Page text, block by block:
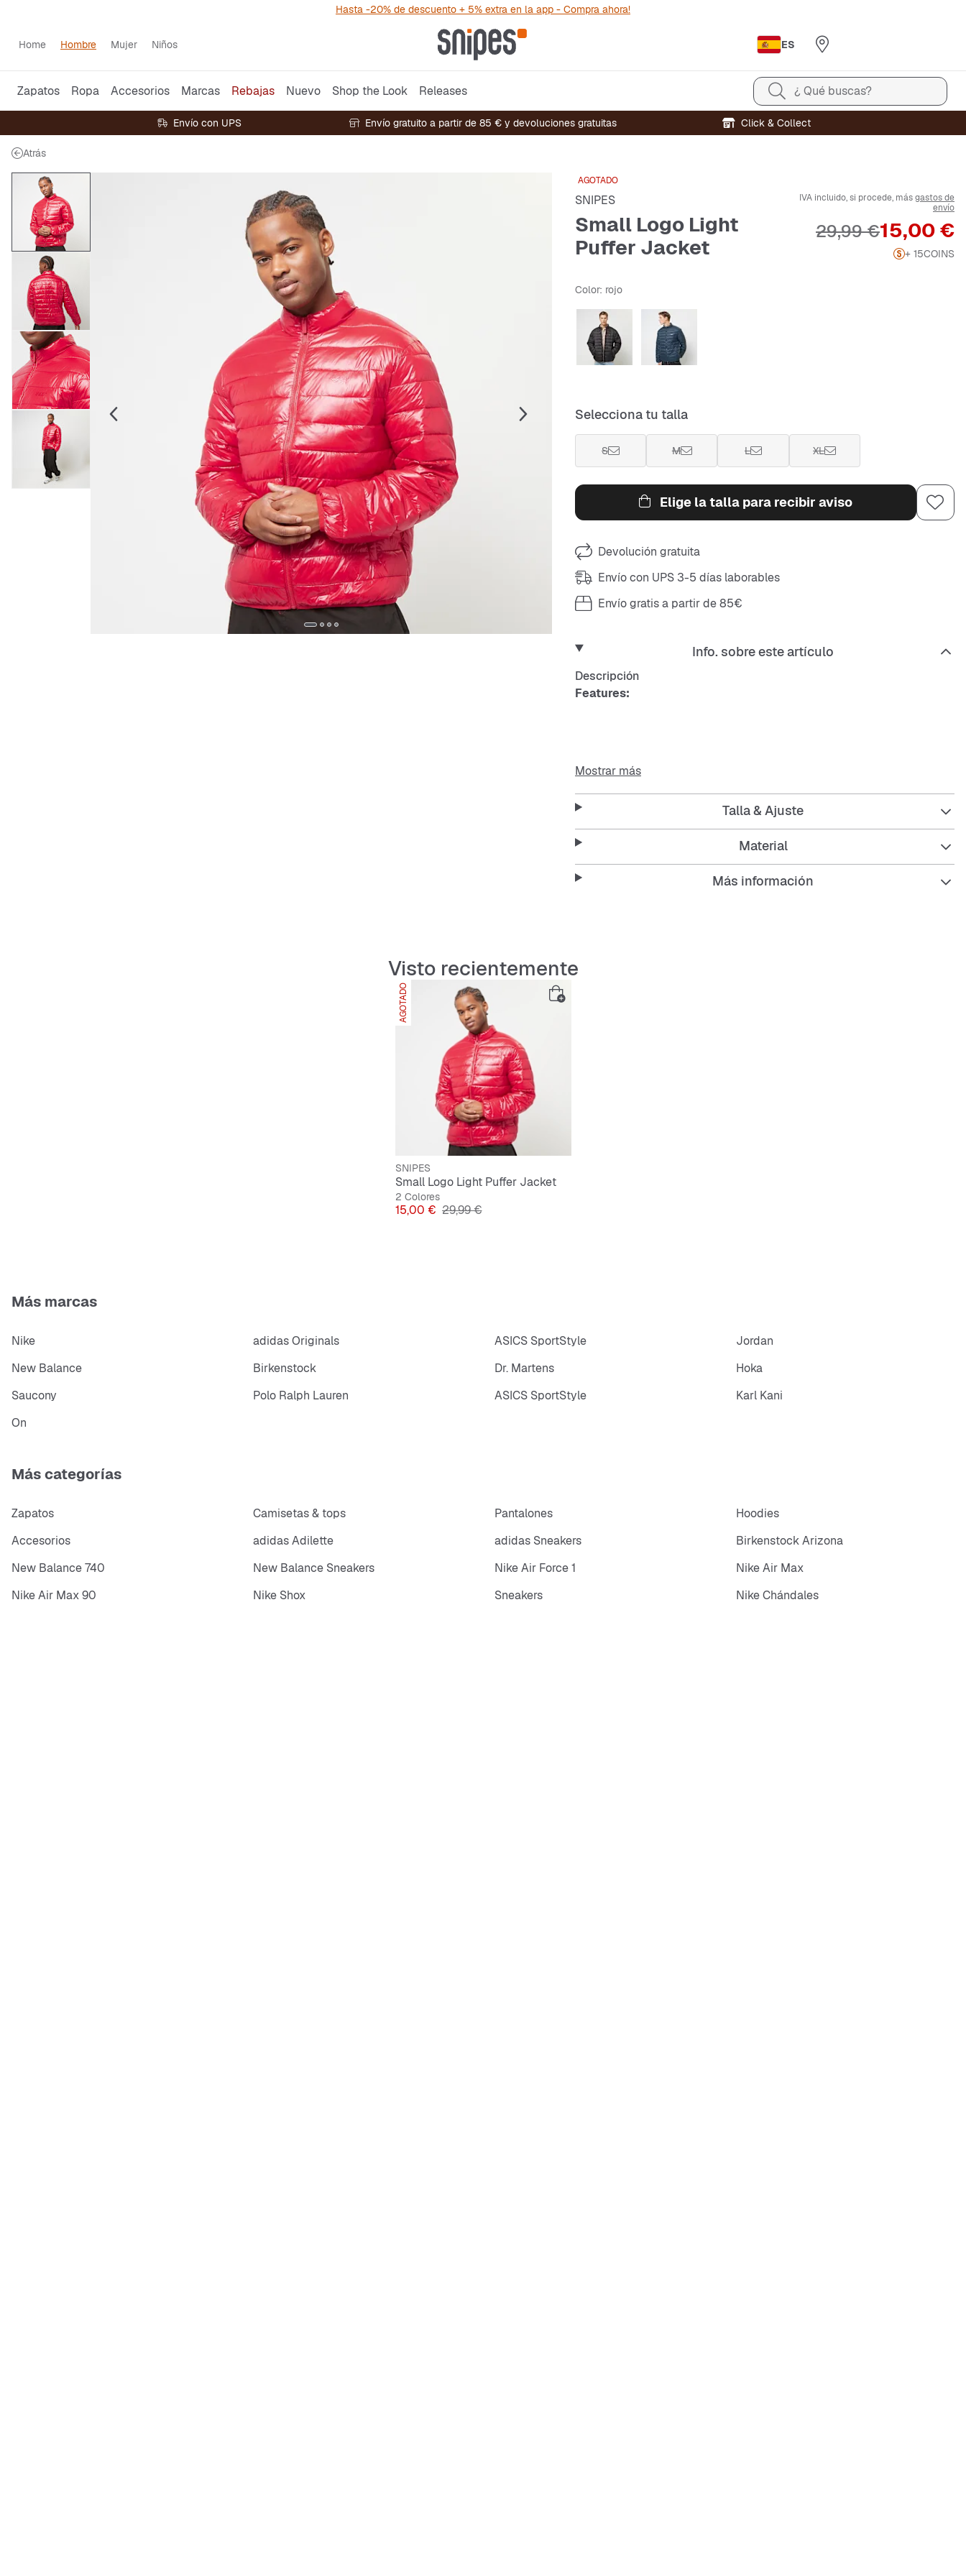
Hasta -20% de descuento + 5% extra en la app - Compra ahora!
Home Hombre Mujer Niños ES
Zapatos Ropa Accesorios Marcas Rebajas Nuevo Shop the Look Releases ¿ Qué buscas?
Envío con UPS Envío gratuito a partir de 85 € y devoluciones gratuitas Click & Collect
Atrás
AGOTADO
SNIPES
Small Logo Light
Puffer Jacket
IVA incluido, si procede, másgastos de
envío
Precio
15,00 €
Precio original
29,99 €
+ 15COINS
Color: rojo
Selecciona tu talla
S M L XL
Elige la talla para recibir aviso
Devolución gratuita
Envío con UPS 3-5 días laborables
Envío gratis a partir de 85€
Info. sobre este artículo
Descripción
Features:
Chaqueta acolchada de
Look liso en rojo
Ajuste relajado
Cuello corto y protector de tipo alto
Mostrar más
Talla & Ajuste
Material
Más información
Visto recientemente
AGOTADO
SNIPES
Small Logo Light Puffer Jacket
2 Colores
Precio
15,00 € Precio original
29,99 €
Más marcas
Nike adidas Originals ASICS SportStyle
Jordan
New Balance
Birkenstock Dr. Martens
Hoka
Saucony
Polo Ralph Lauren ASICS SportStyle
Karl Kani
On
Más categorías
Zapatos Camisetas & tops Pantalones
Hoodies
Accesorios
adidas Adilette adidas Sneakers
Birkenstock Arizona
New Balance 740
New Balance Sneakers Nike Air Force 1
Nike Air Max
Nike Air Max 90
Nike Shox Sneakers Nike Chándales